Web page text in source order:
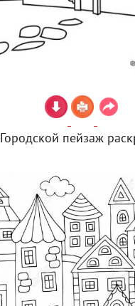
Городской пейзаж